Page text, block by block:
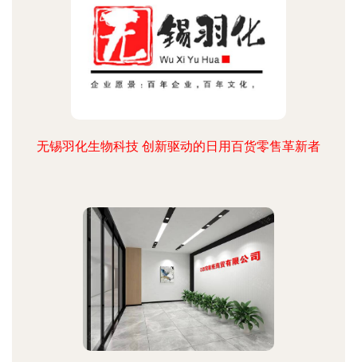
无锡羽化生物科技 创新驱动的日用百货零售革新者